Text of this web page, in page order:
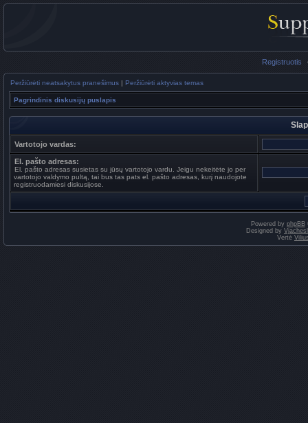
Registruotis
Peržiūrėti neatsakytus pranešimus | Peržiūrėti aktyvias temas
Pagrindinis diskusijų puslapis
Vartotojo vardas:
El. pašto adresas:
El. pašto adresas susietas su jūsų vartotojo vardu. Jeigu nekeitėte jo per
vartotojo valdymo pultą, tai bus tas pats el. pašto adresas, kurį naudojote
registruodamiesi diskusijose.
Powered by phpBB
Designed by
Vertė